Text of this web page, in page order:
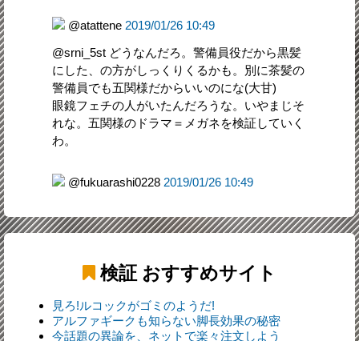
@atattene 2019/01/26 10:49
@srni_5st どうなんだろ。警備員役だから黒髪
にした、の方がしっくりくるかも。別に茶髪の
警備員でも五関様だからいいのにな(大甘)
眼鏡フェチの人がいたんだろうな。いやまじそ
れな。五関様のドラマ＝メガネを検証していく
わ。
@fukuarashi0228 2019/01/26 10:49
検証 おすすめサイト
見ろ!ルコックがゴミのようだ!
アルファギークも知らない脚長効果の秘密
今話題の異論を、ネットで楽々注文しよう